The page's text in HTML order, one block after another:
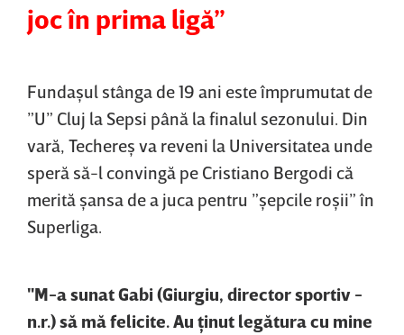
joc în prima ligă”
Fundaşul stânga de 19 ani este împrumutat de
”U” Cluj la Sepsi până la finalul sezonului. Din
vară, Techereş va reveni la Universitatea unde
speră să-l convingă pe Cristiano Bergodi că
merită şansa de a juca pentru ”şepcile roşii” în
Superliga.
"M-a sunat Gabi (Giurgiu, director sportiv -
n.r.) să mă felicite. Au ţinut legătura cu mine